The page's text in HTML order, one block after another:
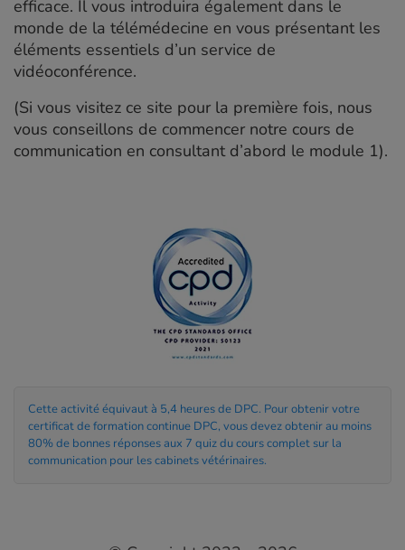
efficace. Il vous introduira également dans le
monde de la télémédecine en vous présentant les
éléments essentiels d’un service de
vidéoconférence.
(Si vous visitez ce site pour la première fois, nous
vous conseillons de commencer notre cours de
communication en consultant d’abord le module 1).
Cette activité équivaut à 5,4 heures de DPC. Pour obtenir votre
certificat de formation continue DPC, vous devez obtenir au moins
80% de bonnes réponses aux 7 quiz du cours complet sur la
communication pour les cabinets vétérinaires.